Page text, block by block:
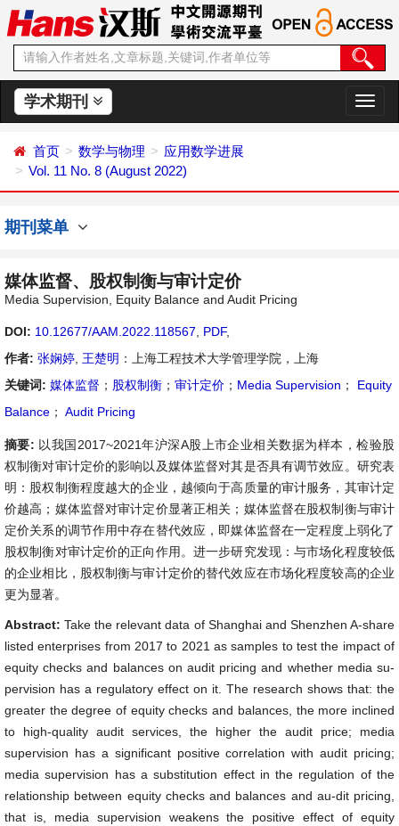
学术期刊
切
换
首页 数学与物理
应用数学进展
Vol. 11 No. 8 (August 2022)
期刊菜单
媒体监督、股权制衡与审计定价
Media Supervision, Equity Balance and Audit Pricing
DOI: 10.12677/AAM.2022.118567 PDF,
作者: 张娴婷 王楚明 ：上海工程技术大学管理学院，上海
关键词: 媒体监督 ； 股权制衡 ； 审计定价 ； Media Supervision ；
Equity
Balance ； Audit Pricing
摘要: 以我国2017~2021年沪深A股上市企业相关数据为样本，检验股
权制衡对审计定价的影响以及媒体监督对其是否具有调节效应。研究表
明：股权制衡程度越大的企业，越倾向于高质量的审计服务，其审计定
价越高；媒体监督对审计定价显著正相关；媒体监督在股权制衡与审计
定价关系的调节作用中存在替代效应，即媒体监督在一定程度上弱化了
股权制衡对审计定价的正向作用。进一步研究发现：与市场化程度较低
的企业相比，股权制衡与审计定价的替代效应在市场化程度较高的企业
更为显著。
Abstract:Take the relevant data of Shanghai and Shenzhen A-share
listed enterprises from 2017 to 2021 as samples to test the impact of
equity checks and balances on audit pricing and whether media su-
pervision has a regulatory effect on it. The research shows that: the
greater the degree of equity checks and balances, the more inclined
to high-quality audit services, the higher the audit price; media
supervision has a significant positive correlation with audit pricing;
media supervision has a substitution effect in the regulation of the
relationship between equity checks and balances and au-dit pricing,
that is, media supervision weakens the positive effect of equity